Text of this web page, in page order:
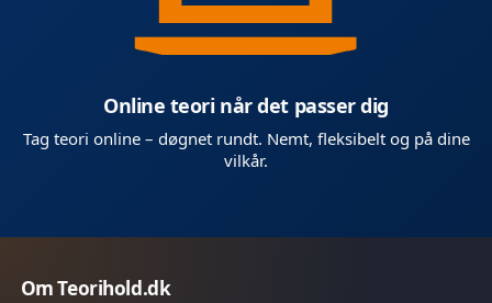
Online teori når det passer dig
Tag teori online – døgnet rundt. Nemt, fleksibelt og på dine
vilkår.
Om Teorihold.dk